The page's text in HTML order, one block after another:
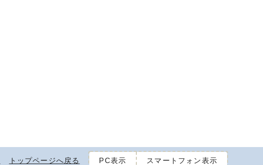
トップページへ戻る PC表示 スマートフォン表示